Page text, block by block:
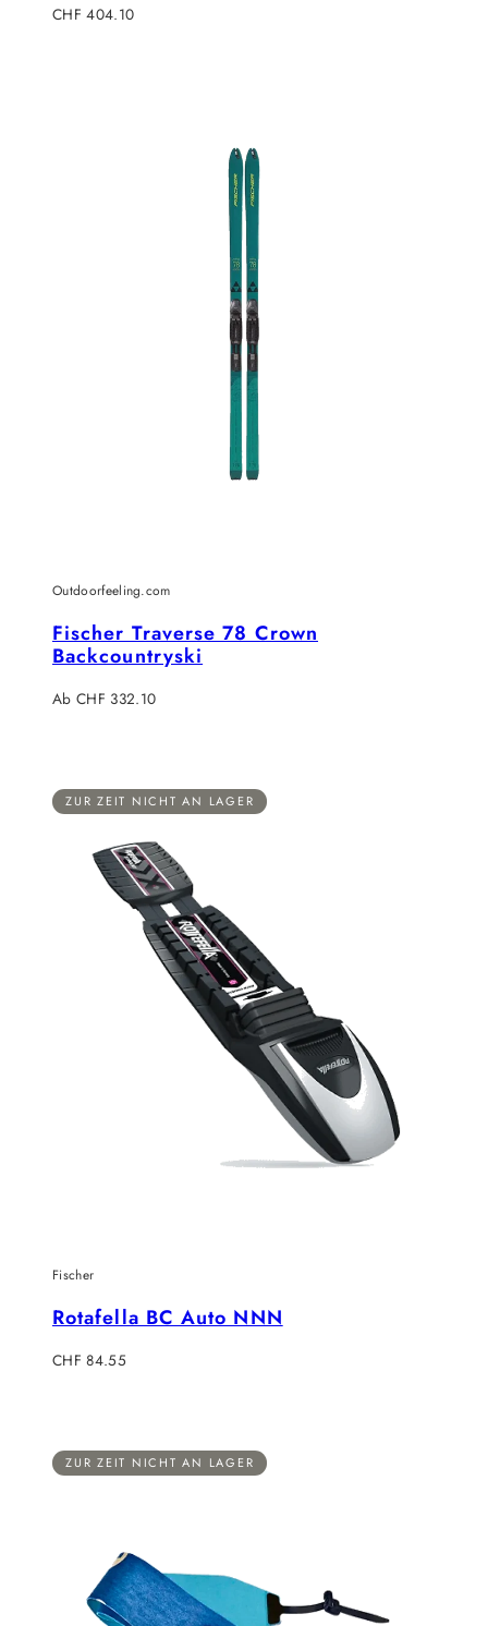
Verkaufspreis
CHF 404.10
Outdoorfeeling.com
Fischer Traverse 78 Crown
Backcountryski
Regulärer
Ab CHF 332.10
ZUR ZEIT NICHT AN LAGER
Fischer
Rotafella BC Auto NNN
Regulärer
CHF 84.55
ZUR ZEIT NICHT AN LAGER